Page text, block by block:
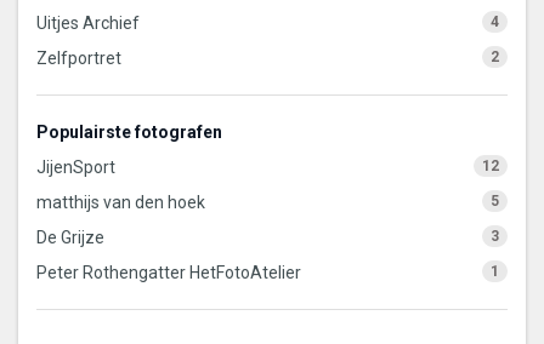
Uitjes Archief 4
Zelfportret 2
Populairste fotografen
JijenSport
12
matthijs van den hoek 5
De Grijze 3
Peter Rothengatter HetFotoAtelier 1